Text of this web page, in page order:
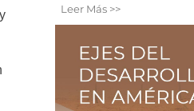
Leer Más >>